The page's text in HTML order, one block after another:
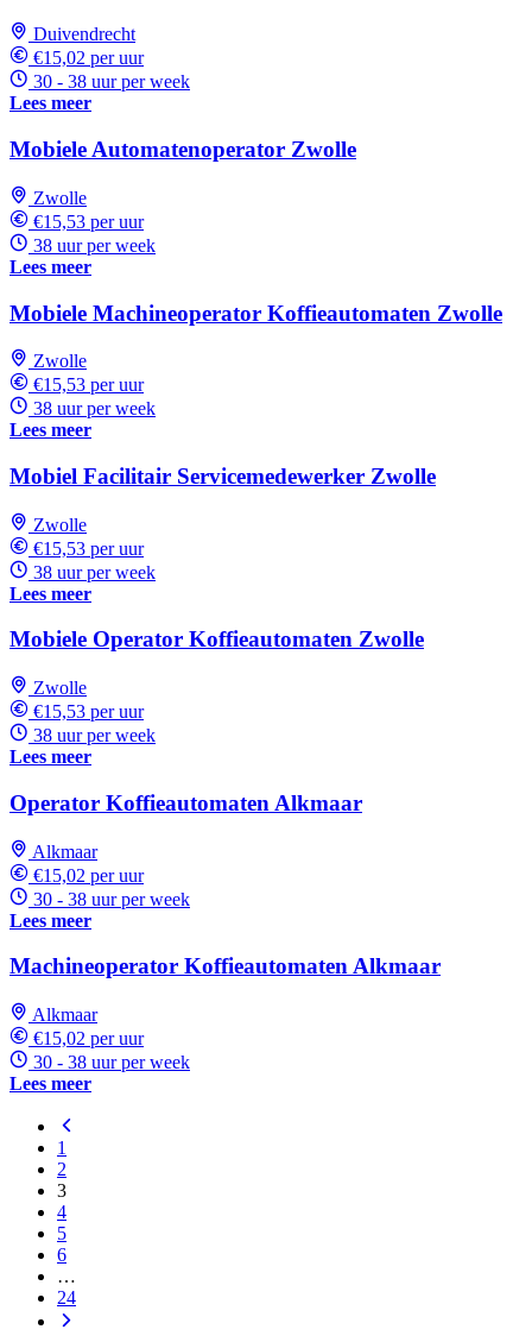
Duivendrecht
€15,02 per uur
30 - 38 uur per week
Lees meer
Mobiele Automatenoperator Zwolle
Zwolle
€15,53 per uur
38 uur per week
Lees meer
Mobiele Machineoperator Koffieautomaten Zwolle
Zwolle
€15,53 per uur
38 uur per week
Lees meer
Mobiel Facilitair Servicemedewerker Zwolle
Zwolle
€15,53 per uur
38 uur per week
Lees meer
Mobiele Operator Koffieautomaten Zwolle
Zwolle
€15,53 per uur
38 uur per week
Lees meer
Operator Koffieautomaten Alkmaar
Alkmaar
€15,02 per uur
30 - 38 uur per week
Lees meer
Machineoperator Koffieautomaten Alkmaar
Alkmaar
€15,02 per uur
30 - 38 uur per week
Lees meer
1
2
3
4
5
6
…
24